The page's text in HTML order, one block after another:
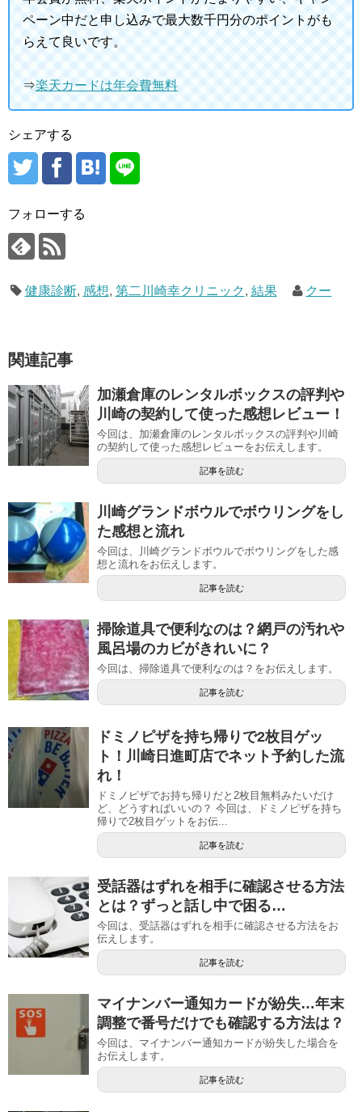
ペーン中だと申し込みで最大数千円分のポイントがも
らえて良いです。
⇒楽天カードは年会費無料
シェアする
フォローする
健康診断, 感想, 第二川崎幸クリニック , 結果 クー
関連記事
加瀬倉庫のレンタルボックスの評判や
川崎の契約して使った感想レビュー！
今回は、加瀬倉庫のレンタルボックスの評判や川崎
の契約して使った感想レビューをお伝えします。
記事を読む
川崎グランドボウルでボウリングをし
た感想と流れ
今回は、川崎グランドボウルでボウリングをした感
想と流れをお伝えします。
記事を読む
掃除道具で便利なのは？網戸の汚れや
風呂場のカビがきれいに？
今回は、掃除道具で便利なのは？をお伝えします。
記事を読む
ドミノピザを持ち帰りで2枚目ゲッ
ト！川崎日進町店でネット予約した流
れ！
ドミノピザでお持ち帰りだと2枚目無料みたいだけ
ど、どうすればいいの？ 今回は、ドミノピザを持ち
帰りで2枚目ゲットをお伝...
記事を読む
受話器はずれを相手に確認させる方法
とは？ずっと話し中で困る…
今回は、受話器はずれを相手に確認させる方法をお
伝えします。
記事を読む
マイナンバー通知カードが紛失…年末
調整で番号だけでも確認する方法は？
今回は、マイナンバー通知カードが紛失した場合を
お伝えします。
記事を読む